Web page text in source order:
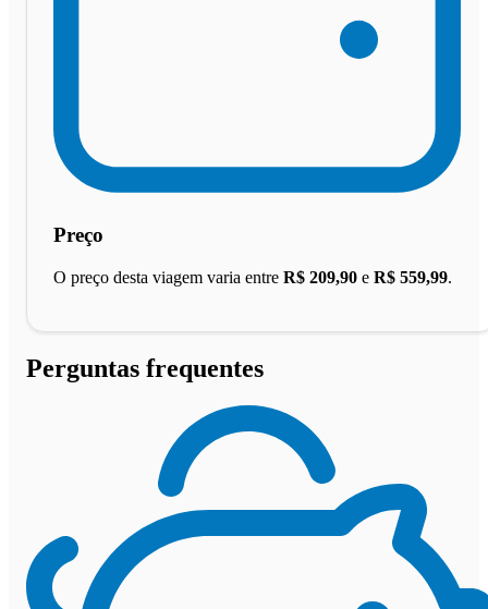
Preço
O preço desta viagem varia entre R$ 209,90 e R$ 559,99.
Perguntas frequentes